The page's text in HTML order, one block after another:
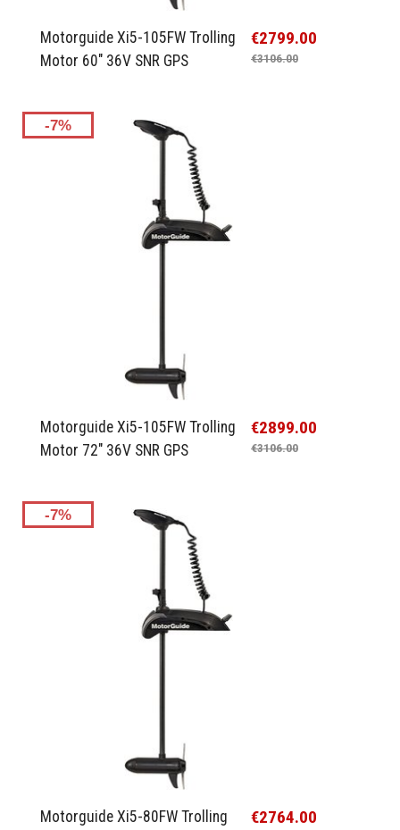
Motorguide Xi5-105FW Trolling
Motor 60" 36V SNR GPS
€2799.00
€3106.00
-7%
Motorguide Xi5-105FW Trolling
Motor 72" 36V SNR GPS
€2899.00
€3106.00
-7%
Motorguide Xi5-80FW Trolling
€2764.00